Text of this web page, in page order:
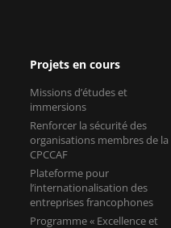
CPCCAF
l’internationalisation des
entreprises francophones
Programme « Excellence et
Compétitivité des Chambres
Consulaires »
Contact